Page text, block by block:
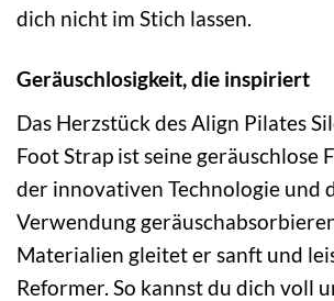
dich nicht im Stich lassen.
Geräuschlosigkeit, die inspiriert
Das Herzstück des Align Pilates
Foot Strap ist seine geräuschlose
der innovativen Technologie und
Verwendung
Materialien gleitet er sanft und
Reformer. So kannst du dich voll